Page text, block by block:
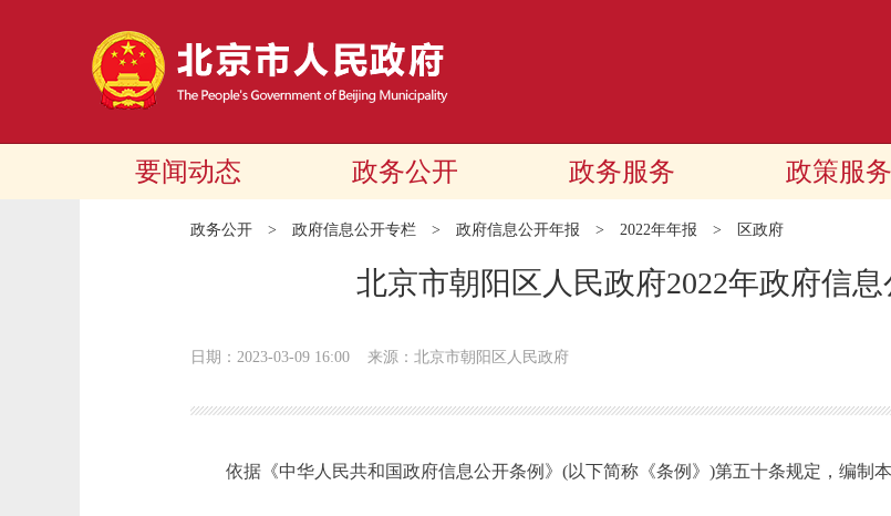
要闻动态 政务公开 政务服务 政策服务
政务公开 > 政府信息公开专栏 > 政府信息公开年报 > 2022年年报 > 区政府
北京市朝阳区人民政府2022年政府信
日期：2023-03-09 16:00 来源：北京市朝阳区人民政府
依据《中华人民共和国政府信息公开条例》(以下简称《条例》)第五十条规定，编制本